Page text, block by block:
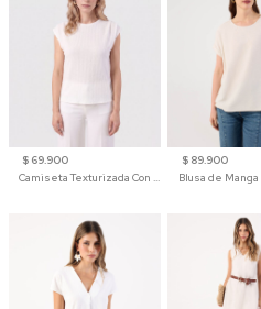
$ 69.900
$ 89.900